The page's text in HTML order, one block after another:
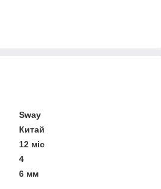
Sway
Китай
12 міс
4
6 мм